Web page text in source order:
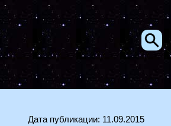
Дата публикации: 11.09.2015